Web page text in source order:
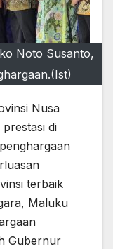
Noto Susanto,
Nusa
di
terbaik
Maluku
Gubernur